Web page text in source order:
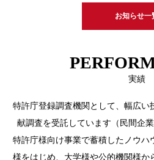
お知らせ一
実績
特許庁登録調査機関として、幅広い
献調査を受託しています（民間企
特許庁様向け事業で蓄積したノウハ
様をはじめ、大学様や公的機関様か